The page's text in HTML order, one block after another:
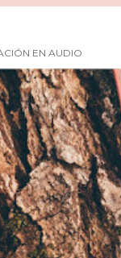
EN AUDIO